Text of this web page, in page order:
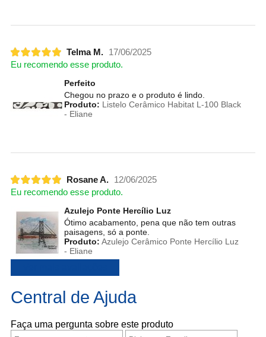
Telma M.
17/06/2025
Eu recomendo esse produto.
Perfeito
Chegou no prazo e o produto é lindo.
Produto: Listelo Cerâmico Habitat L-100 Black
- Eliane
Rosane A.
12/06/2025
Eu recomendo esse produto.
Azulejo Ponte Hercílio Luz
Ótimo acabamento, pena que não tem outras
paisagens, só a ponte.
Produto: Azulejo Cerâmico Ponte Hercílio Luz
- Eliane
Central de Ajuda
Faça uma pergunta sobre este produto